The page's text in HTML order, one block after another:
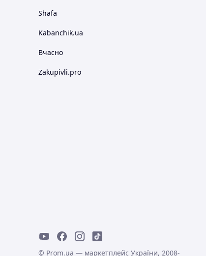
Shafa
Kabanchik.ua
Вчасно
Zakupivli.pro
© Prom.ua — маркетплейс України, 2008-